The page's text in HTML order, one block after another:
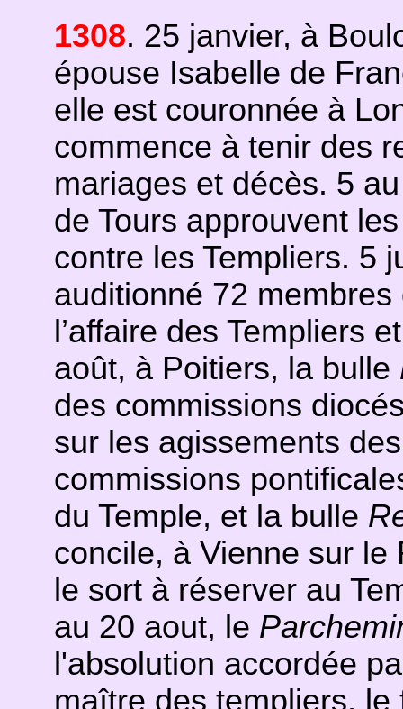
1308. 25 janvier, à
épouse Isabelle de
elle est couronnée à
commence à tenir des
mariages et décès. 5
de Tours approuvent
contre les Templiers. 5
auditionné 72
l’affaire des Templiers
août, à Poitiers, la bulle
des commissions
sur les agissements
commissions
du Temple, et la bulle
concile, à Vienne sur
le sort à réserver au
au 20 aout, le
l'absolution accordée
maître des templiers,